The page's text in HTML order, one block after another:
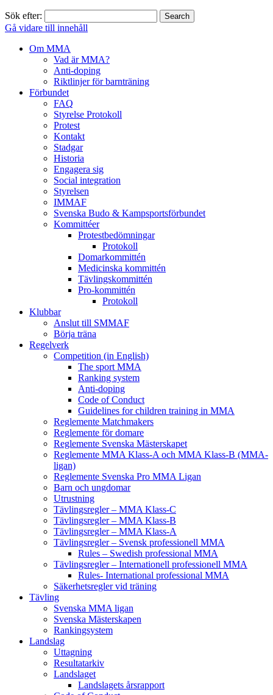
Sök efter:
Gå vidare till innehåll
Om MMA
Vad är MMA?
Anti-doping
Riktlinjer för barnträning
Förbundet
FAQ
Styrelse Protokoll
Protest
Kontakt
Stadgar
Historia
Engagera sig
Social integration
Styrelsen
IMMAF
Svenska Budo & Kampsportsförbundet
Kommittéer
Protestbedömningar
Protokoll
Domarkommittén
Medicinska kommittén
Tävlingskommittén
Pro-kommittén
Protokoll
Klubbar
Anslut till SMMAF
Börja träna
Regelverk
Competition (in English)
The sport MMA
Ranking system
Anti-doping
Code of Conduct
Guidelines for children training in MMA
Reglemente Matchmakers
Reglemente för domare
Reglemente Svenska Mästerskapet
Reglemente MMA Klass-A och MMA Klass-B (MMA-
ligan)
Reglemente Svenska Pro MMA Ligan
Barn och ungdomar
Utrustning
Tävlingsregler – MMA Klass-C
Tävlingsregler – MMA Klass-B
Tävlingsregler – MMA Klass-A
Tävlingsregler – Svensk professionell MMA
Rules – Swedish professional MMA
Tävlingsregler – Internationell professionell MMA
Rules- International professional MMA
Säkerhetsregler vid träning
Tävling
Svenska MMA ligan
Svenska Mästerskapen
Rankingsystem
Landslag
Uttagning
Resultatarkiv
Landslaget
Landslagets årsrapport